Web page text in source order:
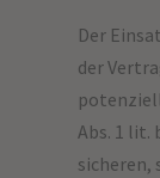
Der
der
Abs. 1 lit.
sicheren,